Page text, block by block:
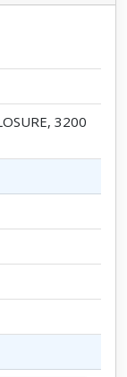
3200